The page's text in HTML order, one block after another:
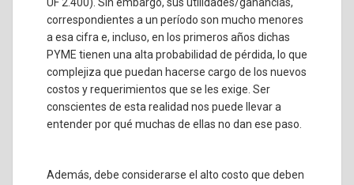
correspondientes a un período son mucho menores
a esa cifra e, incluso, en los primeros años dichas
PYME tienen una alta probabilidad de pérdida, lo que
complejiza que puedan hacerse cargo de los nuevos
costos y requerimientos que se les exige. Ser
conscientes de esta realidad nos puede llevar a
entender por qué muchas de ellas no dan ese paso.
Además, debe considerarse el alto costo que deben